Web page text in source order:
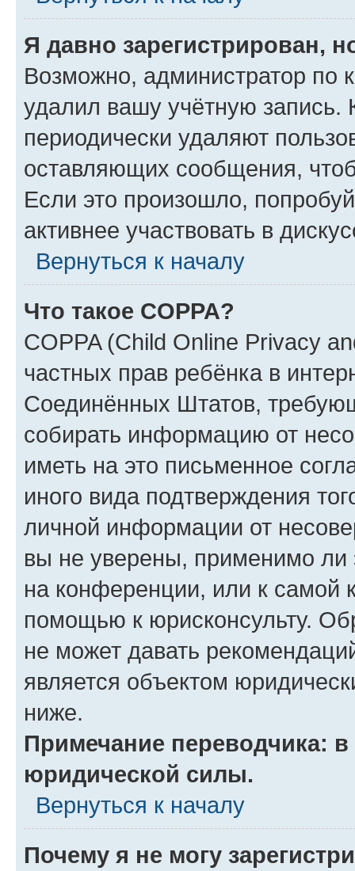
Я давно зарегистрирован,
Возможно, администратор по
удалил вашу учётную запись.
периодически удаляют
оставляющих сообщения,
Если это произошло,
активнее участвовать в
Вернуться к началу
Что такое COPPA?
COPPA (Child Online Privacy
частных прав ребёнка в
Соединённых Штатов,
собирать информацию от
иметь на это письменное
иного вида подтверждения
личной информации от
вы не уверены, применимо ли
на конференции, или к самой
помощью к юрисконсульту.
не может давать
является объектом
ниже.
Примечание переводчика:
юридической силы.
Вернуться к началу
Почему я не могу